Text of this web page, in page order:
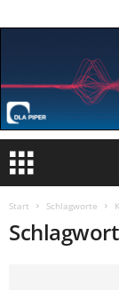
Start Schlagworte